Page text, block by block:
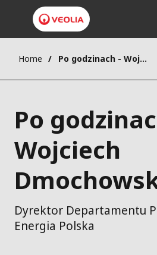
Home Po godzinach - Wojciech Dmochowski
Po
Wojciech
Dyrektor Departamentu
Energia Polska